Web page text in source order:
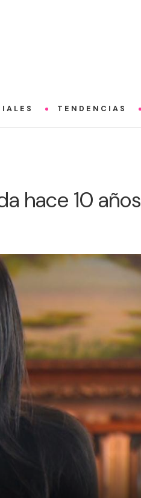
TENDENCIAS
hace 10 años